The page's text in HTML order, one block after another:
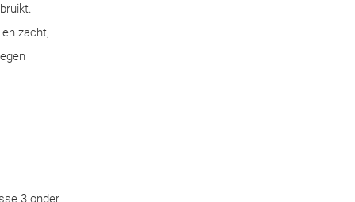
zacht,
3 onder